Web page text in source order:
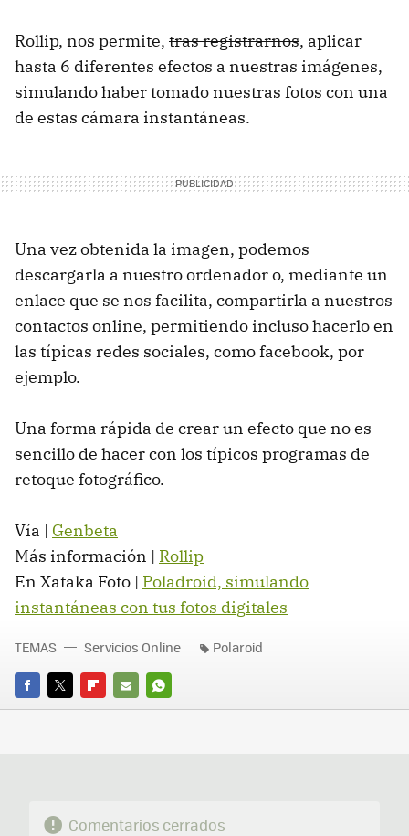
Rollip, nos permite, tras registrarnos, aplicar
hasta 6 diferentes efectos a nuestras imágenes,
simulando haber tomado nuestras fotos con una
de estas cámara instantáneas.
Una vez obtenida la imagen, podemos
descargarla a nuestro ordenador o, mediante un
enlace que se nos facilita, compartirla a nuestros
contactos online, permitiendo incluso hacerlo en
las típicas redes sociales, como facebook, por
ejemplo.
Una forma rápida de crear un efecto que no es
sencillo de hacer con los típicos programas de
retoque fotográfico.
Vía | Genbeta
Más información | Rollip
En Xataka Foto | Poladroid, simulando
instantáneas con tus fotos digitales
FACEBOOK
TWITTERFLIPBOARD
E-
WHATSAPP
TEMAS Servicios Online Polaroid
Comentarios cerrados